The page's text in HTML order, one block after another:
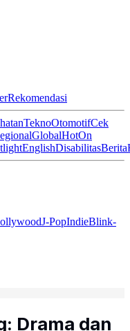
Rekomendasi
TeknoOtomotifCek
GlobalHotOn
EnglishDisabilitasBerita
J-PopIndieBlink-
Drama dan